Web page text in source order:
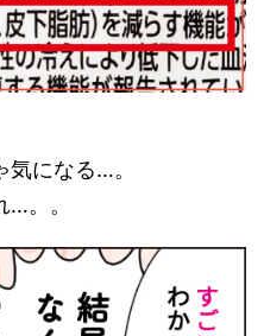
気になる…。
…。。